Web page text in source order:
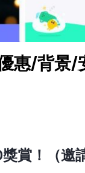
惠/背景/
賞！（邀